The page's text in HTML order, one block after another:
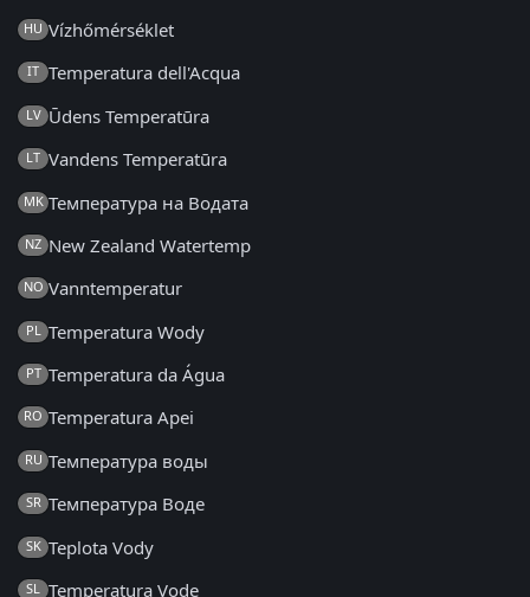
HU Vízhőmérséklet
IT Temperatura dell'Acqua
LV Ūdens Temperatūra
LT Vandens Temperatūra
MK Температура на Водата
NZ New Zealand Watertemp
NO Vanntemperatur
PL Temperatura Wody
PT Temperatura da Água
RO Temperatura Apei
RU Температура воды
SR Температура Воде
SK Teplota Vody
SL Temperatura Vode